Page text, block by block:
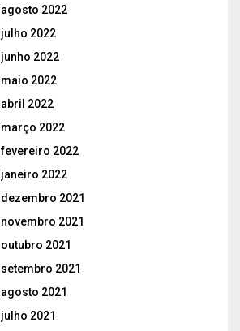
agosto 2022
julho 2022
junho 2022
maio 2022
abril 2022
março 2022
fevereiro 2022
janeiro 2022
dezembro 2021
novembro 2021
outubro 2021
setembro 2021
agosto 2021
julho 2021